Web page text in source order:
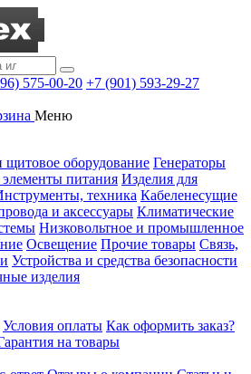
575-00-20 +7 (901) 593-29-27
Меню
щитовое оборудование Генераторы
питания Изделия для
техника Кабеленесущие
и аксессуары Климатические
Низковольтное и промышленное
Освещение Прочие товары Связь,
Устройства и средства безопасности
изделия
Условия оплаты Как оформить заказ?
на товары